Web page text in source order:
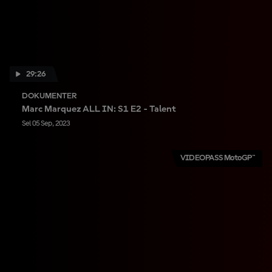
29:26
DOKUMENTER
Marc Marquez ALL IN: S1 E2 - Talent
Sel 05 Sep, 2023
VIDEOPASS MotoGP™